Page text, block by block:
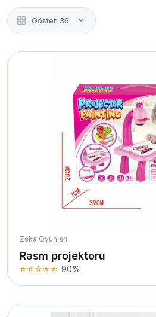
Göster 36
Zəka Oyunları
Rəsm projektoru
90%